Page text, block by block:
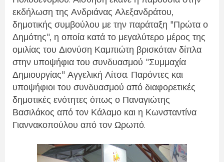
εκδήλωση της Ανδριάνας Αλεξανδράτου,
δημοτικής συμβούλου με την παράταξη "Πρώτα ο
Δημότης", η οποία κατά το μεγαλύτερο μέρος της
ομιλίας του Διονύση Καμπιώτη βρισκόταν δίπλα
στην υποψήφια του συνδυασμού "Συμμαχία
Δημιουργίας" Αγγελική Λίτσα. Παρόντες και
υποψήφιοι του συνδυασμού από διαφορετικές
δημοτικές ενότητες όπως ο Παναγιώτης
Βασιλάκος από τον Κάλαμο και η Κωνσταντίνα
Γιαννακοπούλου από τον Ωρωπό.